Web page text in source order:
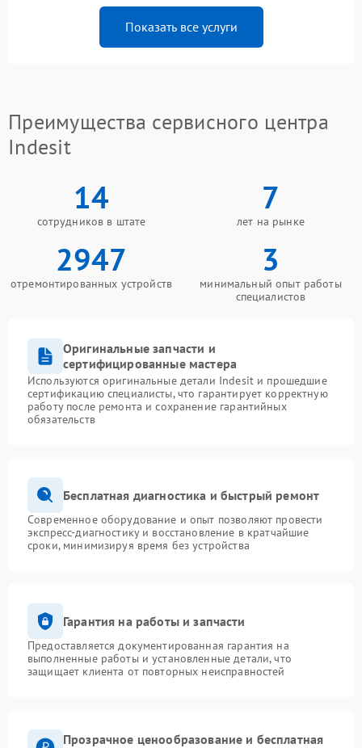
Показать все услуги
Преимущества сервисного центра
Indesit
14
сотрудников в штате
7
лет на рынке
2947
отремонтированных устройств
3
минимальный опыт работы
специалистов
Оригинальные запчасти и
сертифицированные мастера
Используются оригинальные детали Indesit и прошедшие
сертификацию специалисты, что гарантирует корректную
работу после ремонта и сохранение гарантийных
обязательств
Бесплатная диагностика и быстрый ремонт
Современное оборудование и опыт позволяют провести
экспресс-диагностику и восстановление в кратчайшие
сроки, минимизируя время без устройства
Гарантия на работы и запчасти
Предоставляется документированная гарантия на
выполненные работы и установленные детали, что
защищает клиента от повторных неисправностей
Прозрачное ценообразование и бесплатная